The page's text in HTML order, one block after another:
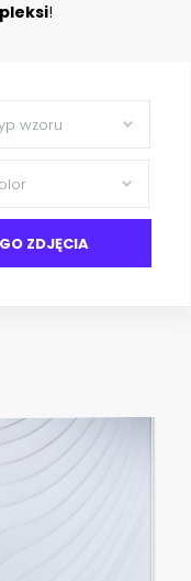
!
wzoru
ZDJĘCIA